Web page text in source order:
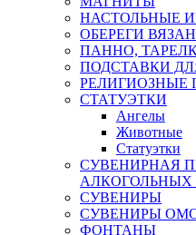
НАСТОЛЬНЫЕ
ОБЕРЕГИ
ПАННО,
ПОДСТАВКИ
РЕЛИГИОЗНЫЕ
СТАТУЭТКИ
Ангелы
Животные
Статуэтки
СУВЕНИРНАЯ
АЛКОГОЛЬНЫХ
СУВЕНИРЫ
СУВЕНИРЫ
ФОНТАНЫ